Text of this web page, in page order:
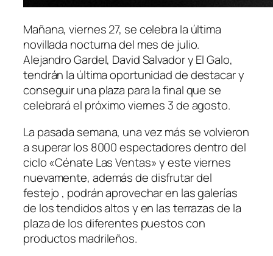
Mañana, viernes 27, se celebra la última
novillada nocturna del mes de julio.
Alejandro Gardel, David Salvador y El Galo,
tendrán la última oportunidad de destacar y
conseguir una plaza para la final que se
celebrará el próximo viernes 3 de agosto.
La pasada semana, una vez más se volvieron
a superar los 8000 espectadores dentro del
ciclo «Cénate Las Ventas» y este viernes
nuevamente, además de disfrutar del
festejo , podrán aprovechar en las galerías
de los tendidos altos y en las terrazas de la
plaza de los diferentes puestos con
productos madrileños.